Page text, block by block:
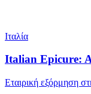
Ιταλία
Italian Epicure:
Εταιρική εξόρμηση